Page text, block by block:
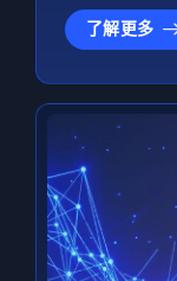
了解更多